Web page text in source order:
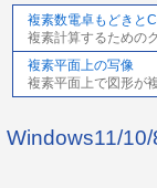
複素数電卓もどきと
複素計算するための
複素平面上の写像
複素平面上で図形が
Windows11/